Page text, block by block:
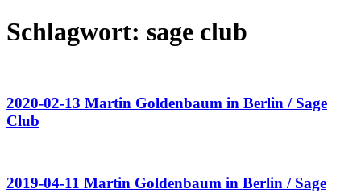
Schlagwort: sage club
2020-02-13 Martin Goldenbaum in Berlin / Sage
Club
2019-04-11 Martin Goldenbaum in Berlin / Sage